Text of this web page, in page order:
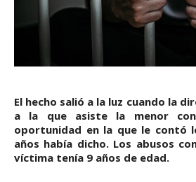
El hecho salió a la luz cuando la
a la que asiste la menor
oportunidad en la que le contó
años había dicho. Los abusos
víctima tenía 9 años de edad.